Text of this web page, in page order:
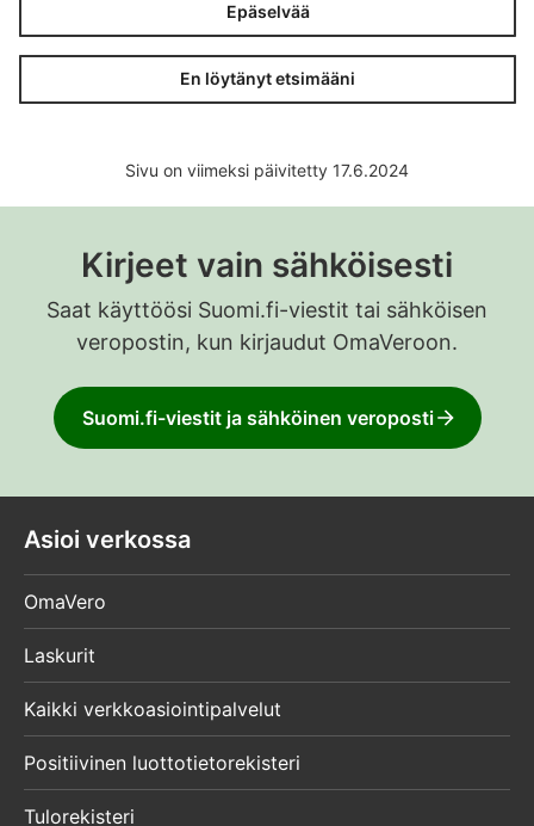
Epäselvää
En löytänyt etsimääni
Sivu on viimeksi päivitetty 17.6.2024
Kirjeet vain sähköisesti
Saat käyttöösi Suomi.fi-viestit tai sähköisen
veropostin, kun kirjaudut OmaVeroon.
Suomi.fi-viestit ja sähköinen veroposti
Asioi verkossa
OmaVero
Laskurit
Kaikki verkkoasiointipalvelut
Positiivinen luottotietorekisteri
Tulorekisteri